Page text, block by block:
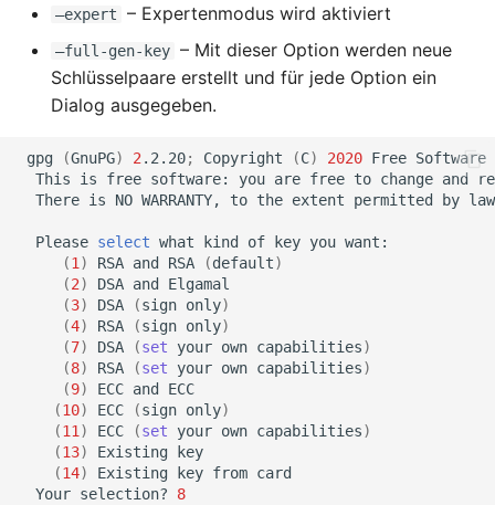
–expert – Expertenmodus wird aktiviert
–full-gen-key – Mit dieser Option werden neue
Schlüsselpaare erstellt und für jede Option ein
Dialog ausgegeben.
gpg (GnuPG) 2.2.20; Copyright (C) 2020 Free Software
This
is free software: you are free to change and
There is NO WARRANTY, to the extent permitted by
Please select what kind of key you
(1) RSA and RSA (default)
(2) DSA and
(3) DSA (sign only)
(4) RSA (sign only)
(7) DSA (set your own capabilities)
(8) RSA (set your own capabilities)
(9) ECC and
(10) ECC (sign only)
(11) ECC (set your own capabilities)
(13) Existing
(14) Existing key from
Your selection? 8